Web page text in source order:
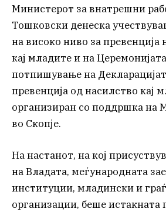
Министерот за внатрешни
Тошковски денеска
на високо ниво за превенција
кај младите и на
потпишување на
превенција од насилство кај
организиран со поддршка на
во Скопје.
На настанот, на кој
на Владата, меѓународната
институции, младински и
организации, беше истакната